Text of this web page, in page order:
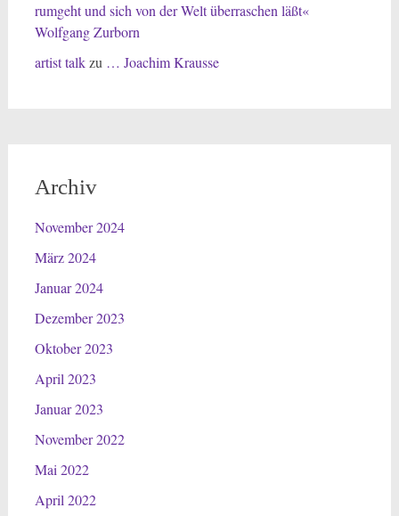
rumgeht und sich von der Welt überraschen läßt«
Wolfgang Zurborn
artist talkzu … Joachim Krausse
Archiv
November 2024
März 2024
Januar 2024
Dezember 2023
Oktober 2023
April 2023
Januar 2023
November 2022
Mai 2022
April 2022